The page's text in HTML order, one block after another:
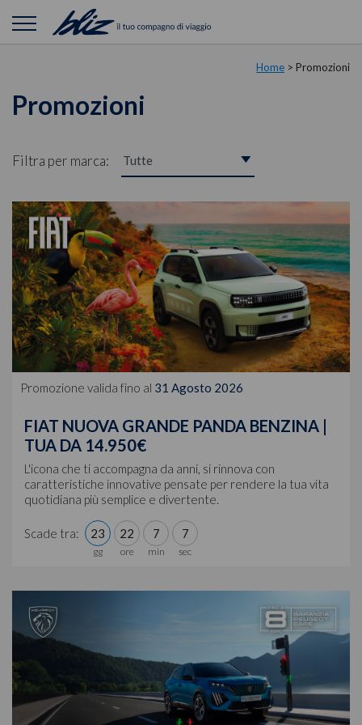
Home > Promozioni
Promozioni
Filtra per marca:
Promozione valida fino al 31 Agosto 2026
FIAT NUOVA GRANDE PANDA BENZINA |
TUA DA 14.950€
L'icona che ti accompagna da anni, si rinnova con
caratteristiche innovative pensate per rendere la tua vita
quotidiana più semplice e divertente.
Scade tra: 23 22 7 4